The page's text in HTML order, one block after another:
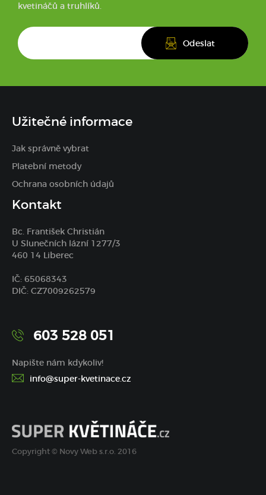
kvetináčů a truhlíků.
Užitečné informace
Jak správně vybrat
Platební metody
Ochrana osobních údajů
Kontakt
Bc. František Christián
U Slunečních lázní 1277/3
460 14 Liberec
IČ: 65068343
DIČ: CZ7009262579
603 528 051
Napište nám kdykoliv!
info@super-kvetinace.cz
Copyright © Novy Web s.r.o. 2016